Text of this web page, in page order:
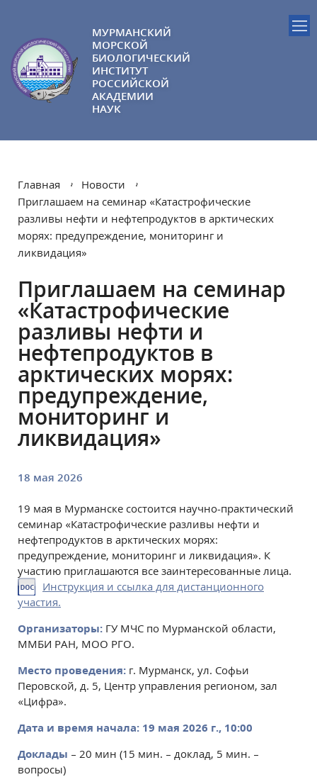
МУРМАНСКИЙ
МОРСКОЙ
БИОЛОГИЧЕСКИЙ
ИНСТИТУТ
РОССИЙСКОЙ
АКАДЕМИИ
НАУК
Главная
Новости
Приглашаем на семинар «Катастрофические
разливы нефти и нефтепродуктов в арктических
морях: предупреждение, мониторинг и
ликвидация»
Приглашаем на семинар
«Катастрофические
разливы нефти и
нефтепродуктов в
арктических морях:
предупреждение,
мониторинг и
ликвидация»
18 мая 2026
19 мая в Мурманске состоится научно-практический
семинар «Катастрофические разливы нефти и
нефтепродуктов в арктических морях:
предупреждение, мониторинг и ликвидация». К
участию приглашаются все заинтересованные лица.
Инструкция и ссылка для дистанционного
участия.
Организаторы: ГУ МЧС по Мурманской области,
ММБИ РАН, МОО РГО.
Место проведения: г. Мурманск, ул. Софьи
Перовской, д. 5, Центр управления регионом, зал
«Цифра».
Дата и время начала: 19 мая 2026 г., 10:00
Доклады – 20 мин (15 мин. – доклад, 5 мин. –
вопросы)